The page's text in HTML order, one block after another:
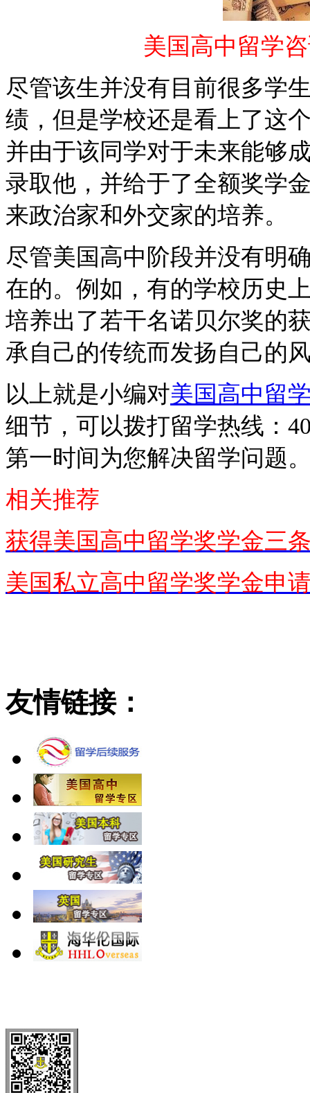
美国高中留学
尽管该生并没有目前很多学
绩，但是学校还是看上了这
并由于该同学对于未来能够
录取他，并给于了全额奖学
来政治家和外交家的培养。
尽管美国高中阶段并没有明
在的。例如，有的学校历史
培养出了若干名诺贝尔奖的
承自己的传统而发扬自己的
以上就是小编对美国高中留
细节，可以拨打留学热线：
第一时间为您解决留学问题
相关推荐
获得美国高中留学奖学金三
美国私立高中留学奖学金申
友情链接：